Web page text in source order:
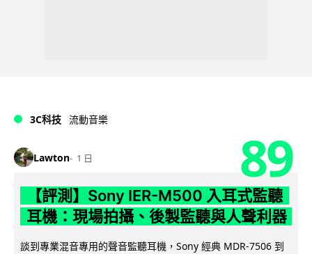
3C科技 流動音樂
Lawton 1 日 89
【評測】Sony IER-M500 入耳式監聽
耳機：現場拍攝、後製監聽與人聲利器
談到專業混音專用的聲音監聽耳機，Sony 經典 MDR-7506 到